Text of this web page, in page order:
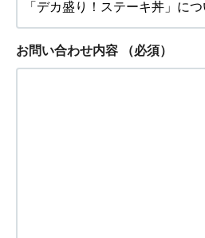
お問い合わせ内容 （必須）